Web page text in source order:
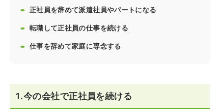
正社員を辞めて派遣社員やパートになる
転職して正社員の仕事を続ける
仕事を辞めて家庭に専念する
1.今の会社で正社員を続ける